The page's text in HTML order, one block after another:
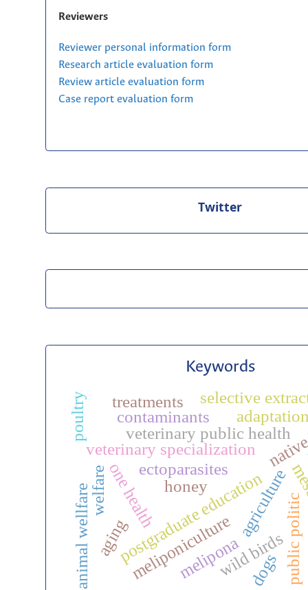
Reviewers
Reviewer personal information form
Research article evaluation form
Review article evaluation form
Case report evaluation form
Twitter
Keywords
veterinary specialization
postgraduate education
one health
veterinary public health
agriculturepublic politic
meliponiculturewild birds
ectoparasites
honey
contaminants
melipona
welfare
poultry
animal wellfare
selective
dogs
treatments
aging